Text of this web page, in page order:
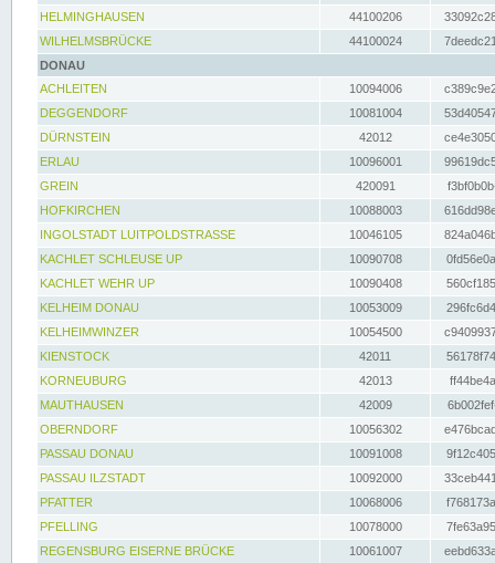
HELMINGHAUSEN
44100206
WILHELMSBRÜCKE
44100024
DONAU
ACHLEITEN
10094006
DEGGENDORF
10081004
DÜRNSTEIN
42012
ERLAU
10096001
GREIN
420091
HOFKIRCHEN
10088003
INGOLSTADT LUITPOLDSTRASSE
10046105
KACHLET SCHLEUSE UP
10090708
KACHLET WEHR UP
10090408
KELHEIM DONAU
10053009
KELHEIMWINZER
10054500
KIENSTOCK
42011
KORNEUBURG
42013
MAUTHAUSEN
42009
OBERNDORF
10056302
PASSAU DONAU
10091008
PASSAU ILZSTADT
10092000
PFATTER
10068006
PFELLING
10078000
REGENSBURG EISERNE BRÜCKE
10061007